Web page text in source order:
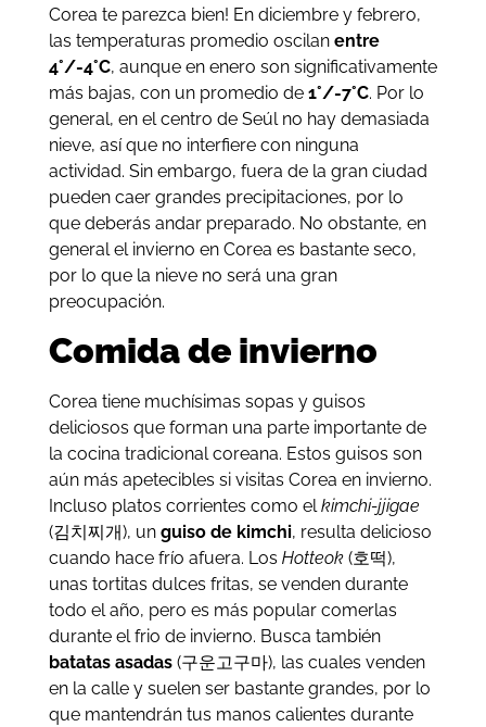
Corea te parezca bien! En diciembre y febrero,
las temperaturas promedio oscilan entre
4°/-4°C, aunque en enero son significativamente
más bajas, con un promedio de 1°/-7°C. Por lo
general, en el centro de Seúl no hay demasiada
nieve, así que no interfiere con ninguna
actividad. Sin embargo, fuera de la gran ciudad
pueden caer grandes precipitaciones, por lo
que deberás andar preparado. No obstante, en
general el invierno en Corea es bastante seco,
por lo que la nieve no será una gran
preocupación.
Comida de invierno
Corea tiene muchísimas sopas y guisos
deliciosos que forman una parte importante de
la cocina tradicional coreana. Estos guisos son
aún más apetecibles si visitas Corea en invierno.
Incluso platos corrientes como elkimchi-jjigae
(김치찌개), un guiso de kimchi, resulta delicioso
cuando hace frío afuera. Los Hotteok(호떡),
unas tortitas dulces fritas, se venden durante
todo el año, pero es más popular comerlas
durante el frio de invierno. Busca también
batatas asadas(구운고구마), las cuales venden
en la calle y suelen ser bastante grandes, por lo
que mantendrán tus manos calientes durante